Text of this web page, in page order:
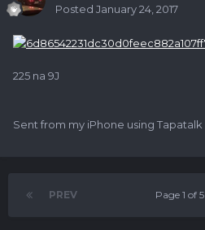
Posted January 24, 2017
225 na 9J
Sent from my iPhone using Tapatalk
PREV Page 1 of 5